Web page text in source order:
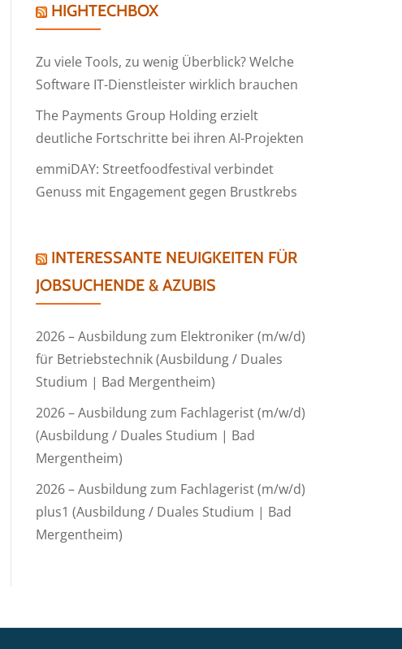
HIGHTECHBOX
Zu viele Tools, zu wenig Überblick? Welche
Software IT-Dienstleister wirklich brauchen
The Payments Group Holding erzielt
deutliche Fortschritte bei ihren AI-Projekten
emmiDAY: Streetfoodfestival verbindet
Genuss mit Engagement gegen Brustkrebs
INTERESSANTE NEUIGKEITEN FÜR
JOBSUCHENDE & AZUBIS
2026 – Ausbildung zum Elektroniker (m/w/d)
für Betriebstechnik (Ausbildung / Duales
Studium | Bad Mergentheim)
2026 – Ausbildung zum Fachlagerist (m/w/d)
(Ausbildung / Duales Studium | Bad
Mergentheim)
2026 – Ausbildung zum Fachlagerist (m/w/d)
plus1 (Ausbildung / Duales Studium | Bad
Mergentheim)